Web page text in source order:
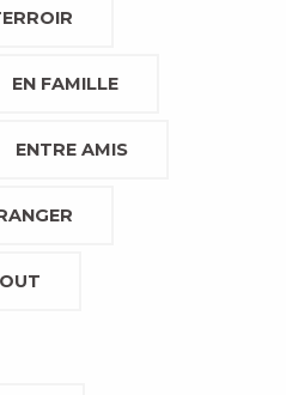
EN FAMILLE
ENTRE AMIS